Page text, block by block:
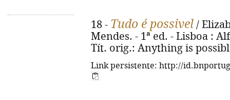
18 - Tudo é possivel /
Mendes. - 1ª ed. - Lisboa :
Tít. orig.: Anything is
Link persistente: http://